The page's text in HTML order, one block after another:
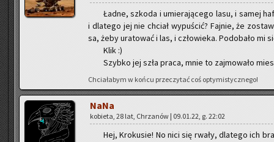
Ładne, szko­da i umie­ra­ją­ce­go lasu, i samej
i dla­te­go jej nie chciał wy­pu­ścić? Faj­nie, że
sa, żeby ura­to­wać i las, i czło­wie­ka. Po­do­ba­ło mi
Klik :)
Szyb­ko jej szła praca, mnie to zaj­mo­wa­ło
Chcia­ła­bym w końcu prze­czy­tać coś opty­mi­stycz­ne­go!
NaNa
ko­bie­ta, 28 lat, Chrza­nów | 09.01.22, g. 22:02
Hej, Kro­ku­sie! No nici się rwały, dla­te­go ich